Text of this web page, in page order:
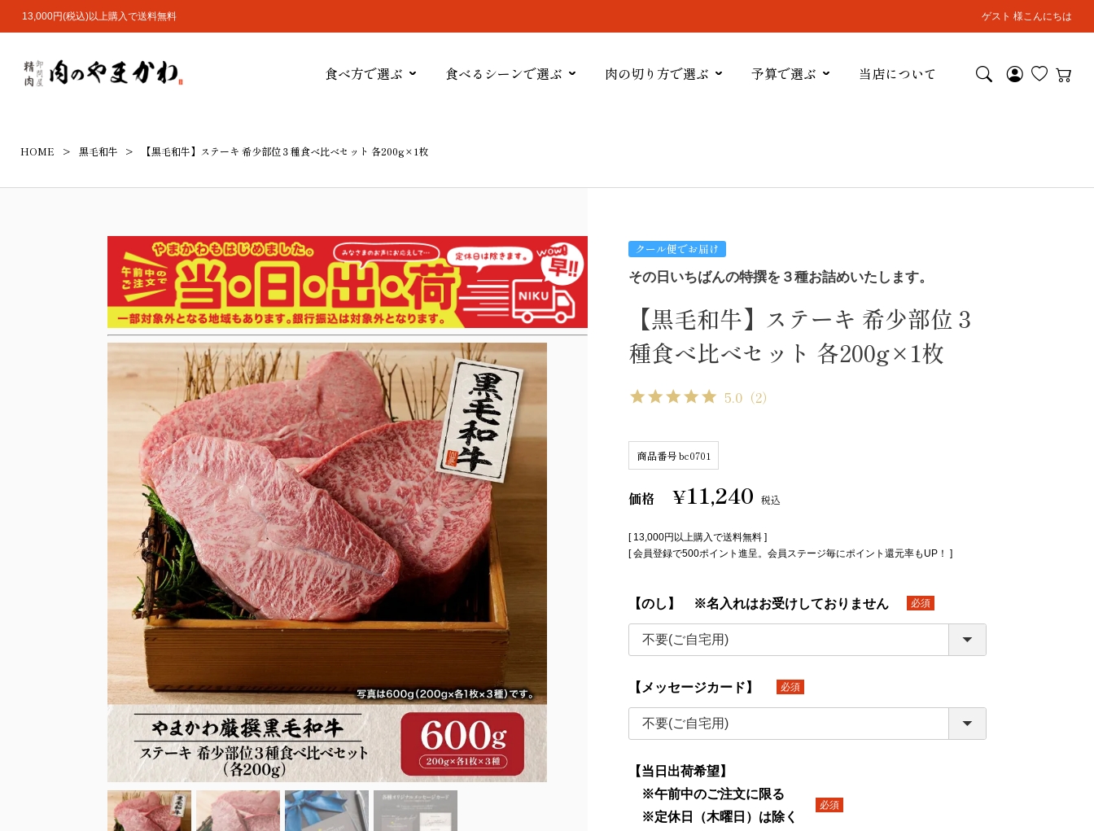
13,000円(税込)以上購入で送料無料 ゲスト 様こんにちは
食べ方で選ぶ 食べるシーンで選ぶ 肉の切り方で選ぶ 予算で選ぶ 当店について
HOME 黒毛和牛 【黒毛和牛】ステーキ 希少部位３種食べ比べセット 各200g×1枚
クール便でお届け
その日いちばんの特撰を３種お詰めいたします。
【黒毛和牛】ステーキ 希少部位３
種食べ比べセット 各200g×1枚
5.0 （2）
商品番号 bc0701
価格 ¥11,240 税込
[ 13,000円以上購入で送料無料 ]
[ 会員登録で500ポイント進呈。会員ステージ毎にポイント還元率もUP！ ]
【のし】 ※名入れはお受けしておりません
(必
【メッセージカード】
(必
【当日出荷希望】
※午前中のご注文に限る
※定休日（木曜日）は除く